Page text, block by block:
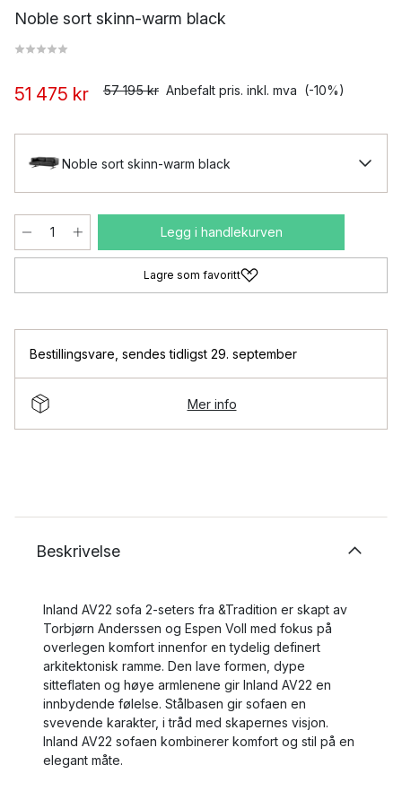
Noble sort skinn-warm black
51 475 kr 57 195 kr Anbefalt pris. inkl. mva (-10%)
Noble sort skinn-warm black
Legg i handlekurven
Lagre som favoritt
Bestillingsvare sendes tidligst 29. september
Mer info
Beskrivelse
Inland AV22 sofa 2-seters fra &Tradition er skapt av
Torbjørn Anderssen og Espen Voll med fokus på
overlegen komfort innenfor en tydelig definert
arkitektonisk ramme. Den lave formen, dype
sitteflaten og høye armlenene gir Inland AV22 en
innbydende følelse. Stålbasen gir sofaen en
svevende karakter, i tråd med skapernes visjon.
Inland AV22 sofaen kombinerer komfort og stil på en
elegant måte.